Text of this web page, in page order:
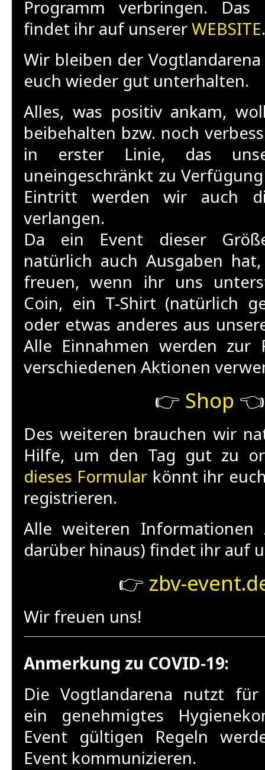
Programm verbringen. Das
findet ihr auf unsererWEBSITE.
Wir bleiben der
euch wieder gut unterhalten.
Alles, was positiv ankam,
beibehalten bzw. noch
in erster Linie, das
uneingeschränkt zu
Eintritt werden wir auch
verlangen.
Da ein Event dieser
natürlich auch Ausgaben
freuen, wenn ihr uns
Coin, ein T-Shirt (natürlich
oder etwas anderes aus
Alle Einnahmen werden zur
verschiedenen Aktionen
👉 Shop 👈
Des weiteren brauchen wir
Hilfe, um den Tag gut zu
dieses Formular könnt ihr
registrieren.
Alle weiteren Informationen
darüber hinaus) findet ihr auf
👉 zbv-
Wir freuen uns!
Anmerkung zu COVID-19:
Die Vogtlandarena nutzt für
ein genehmigtes
Event gültigen Regeln
Event kommunizieren.